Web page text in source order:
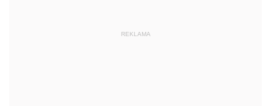
REKLAMA